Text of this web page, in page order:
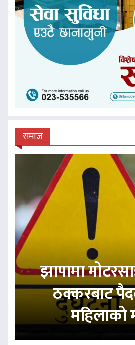
समाज
झापामा
ठक्करबाट
महिलाको